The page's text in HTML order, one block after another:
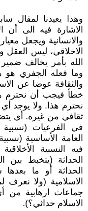
وهذا يعيدنا لمقال
الاشارة فيه الى أن
والانسانية ويجعل
الاخلاقي، ليس العقل
الله بأمر يخالف
وما فعله الجفري
والثقافة عوضا عن
خطأ فيجب أن نحترم
نحترم هذا. ولا يوجد
ثقافي من غيره. أي
في الفرعيات
العامة الأساسية
فيه النسبية
الحداثة (يتخبط بين
الحداثة أو ما
الاسلامية (ولا نعرف
جماعات ارهابية من
الاسلام حداثي؟).